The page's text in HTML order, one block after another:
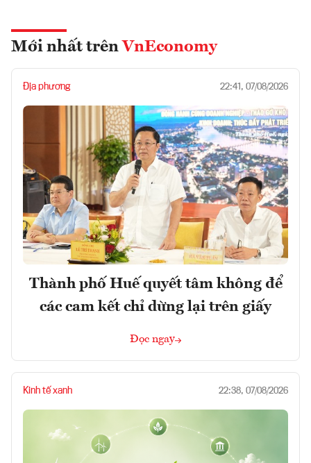
Mới nhất trên VnEconomy
Địa phương 22:41, 07/08/2026
Thành phố Huế quyết tâm không để
các cam kết chỉ dừng lại trên giấy
Đọc ngay
Kinh tế xanh 22:38, 07/08/2026